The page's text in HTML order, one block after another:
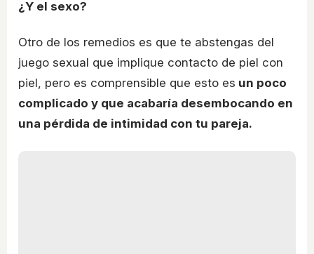
¿Y el sexo?
Otro de los remedios es que te abstengas del
juego sexual que implique contacto de piel con
piel, pero es comprensible que esto es un poco
complicado y que acabaría desembocando en
una pérdida de intimidad con tu pareja.